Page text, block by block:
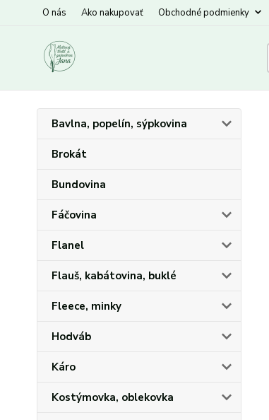
O nás Ako nakupovať Obchodné podmienky
Bavlna, popelín, sýpkovina
Brokát
Bundovina
Fáčovina
Flanel
Flauš, kabátovina, buklé
Fleece, minky
Hodváb
Káro
Kostýmovka, oblekovka